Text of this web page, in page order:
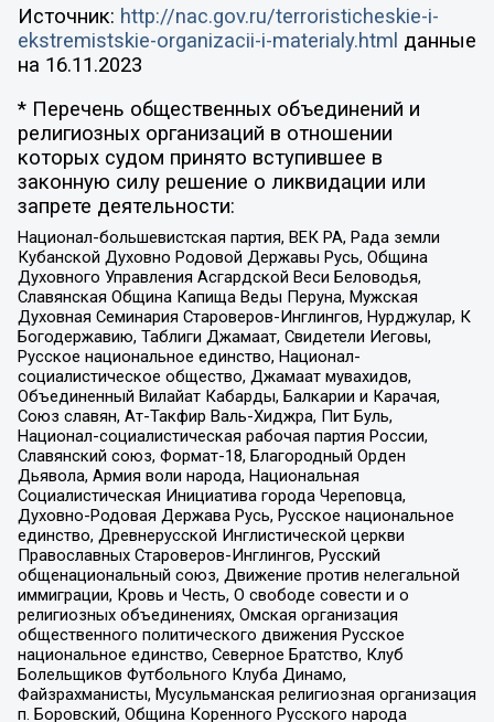
Источник: http://nac.gov.ru/terroristicheskie-i-
ekstremistskie-organizacii-i-materialy.html данные
на 16.11.2023
* Перечень общественных объединений и
религиозных организаций в отношении
которых судом принято вступившее в
законную силу решение о ликвидации или
запрете деятельности:
Национал-большевистская партия, ВЕК РА, Рада земли
Кубанской Духовно Родовой Державы Русь, Община
Духовного Управления Асгардской Веси Беловодья,
Славянская Община Капища Веды Перуна, Мужская
Духовная Семинария Староверов-Инглингов, Нурджулар, К
Богодержавию, Таблиги Джамаат, Свидетели Иеговы,
Русское национальное единство, Национал-
социалистическое общество, Джамаат мувахидов,
Объединенный Вилайат Кабарды, Балкарии и Карачая,
Союз славян, Ат-Такфир Валь-Хиджра, Пит Буль,
Национал-социалистическая рабочая партия России,
Славянский союз, Формат-18, Благородный Орден
Дьявола, Армия воли народа, Национальная
Социалистическая Инициатива города Череповца,
Духовно-Родовая Держава Русь, Русское национальное
единство, Древнерусской Инглистической церкви
Православных Староверов-Инглингов, Русский
общенациональный союз, Движение против нелегальной
иммиграции, Кровь и Честь, О свободе совести и о
религиозных объединениях, Омская организация
общественного политического движения Русское
национальное единство, Северное Братство, Клуб
Болельщиков Футбольного Клуба Динамо,
Файзрахманисты, Мусульманская религиозная организация
п. Боровский, Община Коренного Русского народа